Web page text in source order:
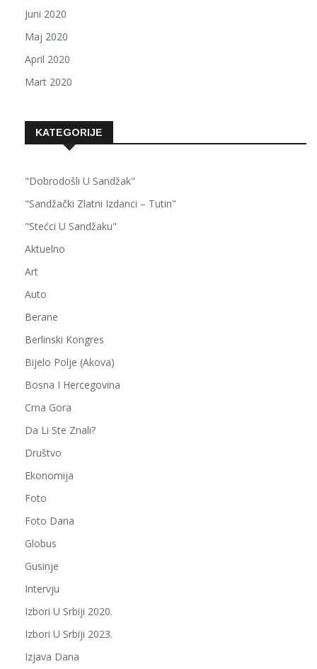
Juni 2020
Maj 2020
April 2020
Mart 2020
KATEGORIJE
"Dobrodošli U Sandžak"
"Sandžački Zlatni Izdanci – Tutin"
"Stećci U Sandžaku"
Aktuelno
Art
Auto
Berane
Berlinski Kongres
Bijelo Polje (Akova)
Bosna I Hercegovina
Crna Gora
Da Li Ste Znali?
Društvo
Ekonomija
Foto
Foto Dana
Globus
Gusinje
Intervju
Izbori U Srbiji 2020.
Izbori U Srbiji 2023.
Izjava Dana